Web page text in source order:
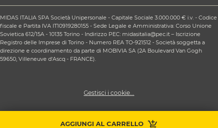
AGGIUNGI AL CARRELLO
Privacy policy
Condizioni Generali di Vendita
Contattaci
Responsabilità sociale d'impresa
Cookie Policy
Cambio gomme stagionale
Cinghia di distribuzione
Ricarica clima
Sostituzione batteria
Sostituzione ammortizzatori
Midas Spagna
Midas Belgio
Midas Portogallo
MIDAS ITALIA SPA Società Unipersonale - Capitale Sociale 3.000.000 € i.v. - Codice
fiscale e Partita IVA IT10919280155 - Sede Legale e Amministrativa: Corso Unione
Sovietica 612/15A - 10135 Torino - Indirizzo PEC: midasitalia@pec.it – Iscrizione
Registro delle Imprese di Torino - Numero REA TO-921512 - Società soggetta a
direzione e coordinamento da parte di MOBIVIA SA (2A Boulevard Van Gogh
59650, Villeneuve d'Ascq - FRANCE).
Gestisci i cookie...